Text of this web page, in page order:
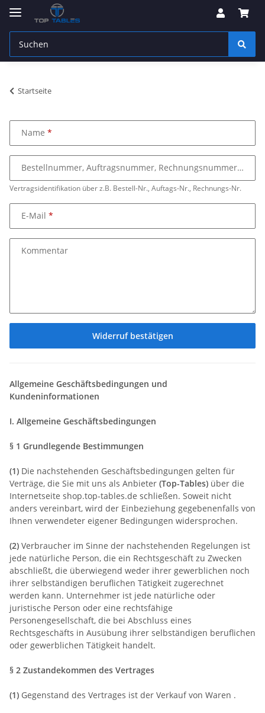
Startseite
Name
Vertragsidentifikation über z.B. Bestell-Nr., Auftags-Nr., Rechnungs-Nr.
Bestellnummer, Auftragsnummer, Rechnungsnummer
E-Mail
Kommentar
Widerruf bestätigen
Allgemeine Geschäftsbedingungen und
Kundeninformationen
I. Allgemeine Geschäftsbedingungen
§ 1 Grundlegende Bestimmungen
(1) Die nachstehenden Geschäftsbedingungen gelten für
Verträge, die Sie mit uns als Anbieter (Top-Tables) über die
Internetseite shop.top-tables.de schließen. Soweit nicht
anders vereinbart, wird der Einbeziehung gegebenenfalls von
Ihnen verwendeter eigener Bedingungen widersprochen.
(2) Verbraucher im Sinne der nachstehenden Regelungen ist
jede natürliche Person, die ein Rechtsgeschäft zu Zwecken
abschließt, die überwiegend weder ihrer gewerblichen noch
ihrer selbständigen beruflichen Tätigkeit zugerechnet
werden kann. Unternehmer ist jede natürliche oder
juristische Person oder eine rechtsfähige
Personengesellschaft, die bei Abschluss eines
Rechtsgeschäfts in Ausübung ihrer selbständigen beruflichen
oder gewerblichen Tätigkeit handelt.
§ 2 Zustandekommen des Vertrages
(1) Gegenstand des Vertrages ist der Verkauf von Waren .